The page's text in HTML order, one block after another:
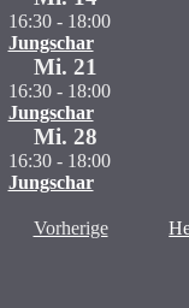
16:30- 18:00
Jungschar
Mi. 21
16:30- 18:00
Jungschar
Mi. 28
16:30- 18:00
Jungschar
Vorherige